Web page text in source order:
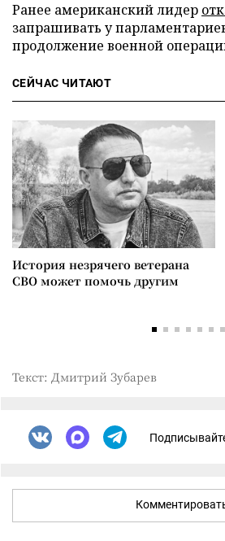
Ранее американский лидер
запрашивать у
продолжение военной
СЕЙЧАС ЧИТАЮТ
История незрячего ветерана
СВО может помочь другим
Текст: Дмитрий Зубарев